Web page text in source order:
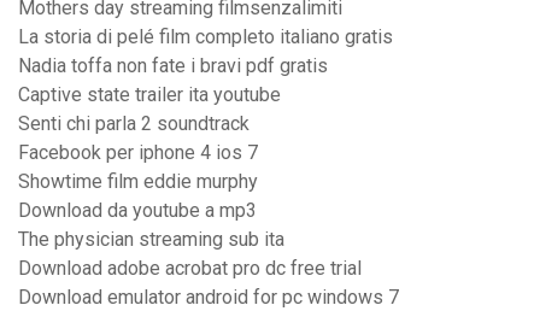
Mothers day streaming filmsenzalimiti
La storia di pelé film completo italiano gratis
Nadia toffa non fate i bravi pdf gratis
Captive state trailer ita youtube
Senti chi parla 2 soundtrack
Facebook per iphone 4 ios 7
Showtime film eddie murphy
Download da youtube a mp3
The physician streaming sub ita
Download adobe acrobat pro dc free trial
Download emulator android for pc windows 7